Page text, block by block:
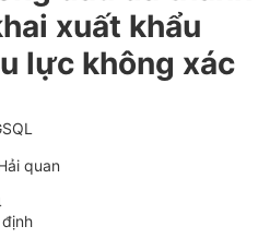
xuất khẩu
lực không xác
quan